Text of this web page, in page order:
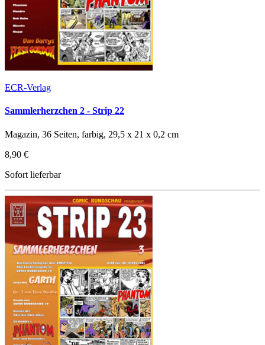
ECR-Verlag
Sammlerherzchen 2 - Strip 22
Magazin, 36 Seiten, farbig, 29,5 x 21 x 0,2 cm
8,90 €
Sofort lieferbar